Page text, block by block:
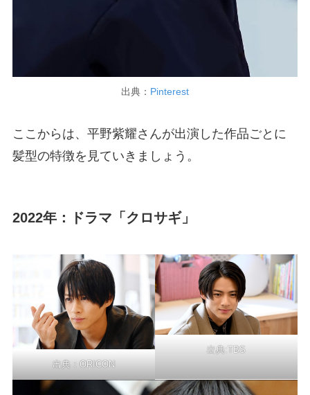
出典： Pinterest
ここからは、平野紫耀さんが出演した作品ごとに
髪型の特徴を見ていきましょう。
2022年：ドラマ「クロサギ」
出典： ORICON
出典: TBS